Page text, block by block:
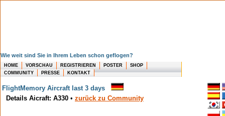
Wie weit sind Sie in Ihrem Leben schon geflogen?
HOME VORSCHAU REGISTRIEREN POSTER
SHOP
COMMUNITY
PRESSE KONTAKT
FlightMemory Aircraft last 3 days
Details Aicraft: A330 • zurück zu Community